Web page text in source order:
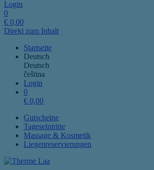
Login
0
€ 0,00
Direkt zum Inhalt
Startseite
Deutsch
Deutsch
čeština
Login
0
€ 0,00
Gutscheine
Tageseintritte
Massage & Kosmetik
Liegenreservierungen